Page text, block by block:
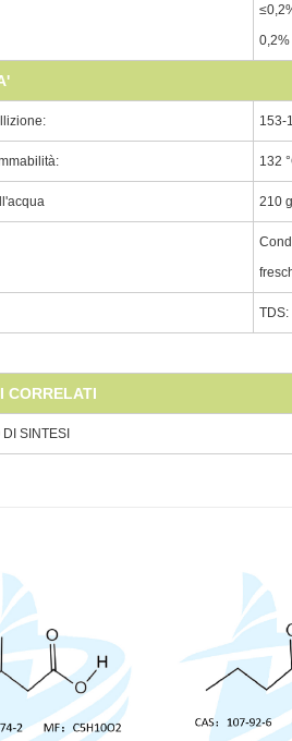
0,2%
153-
132
210
TDS:
CORRELATI
SINTESI